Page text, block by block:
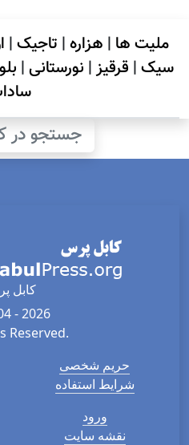
ملیت ها | هزاره| تاجیک|
سیک| قرقیز| نورستانی|
جستجو در
کابل
- 2026
Reserved.
حریم شخصی
شرایط استفاده
ورود
نقشه سایت